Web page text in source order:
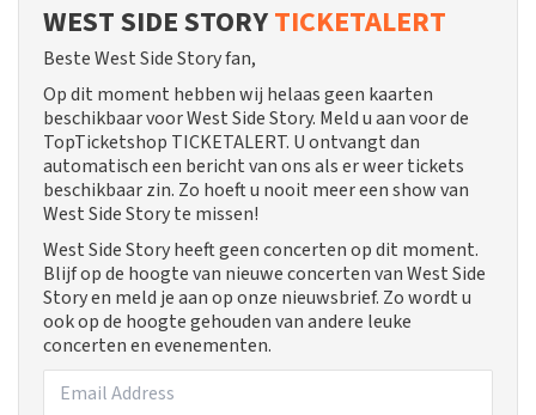
WEST SIDE STORYTICKETALERT
Beste West Side Story fan,
Op dit moment hebben wij helaas geen kaarten
beschikbaar voor West Side Story. Meld u aan voor de
TopTicketshop TICKETALERT. U ontvangt dan
automatisch een bericht van ons als er weer tickets
beschikbaar zin. Zo hoeft u nooit meer een show van
West Side Story te missen!
West Side Story heeft geen concerten op dit moment.
Blijf op de hoogte van nieuwe concerten van West Side
Story en meld je aan op onze nieuwsbrief. Zo wordt u
ook op de hoogte gehouden van andere leuke
concerten en evenementen.